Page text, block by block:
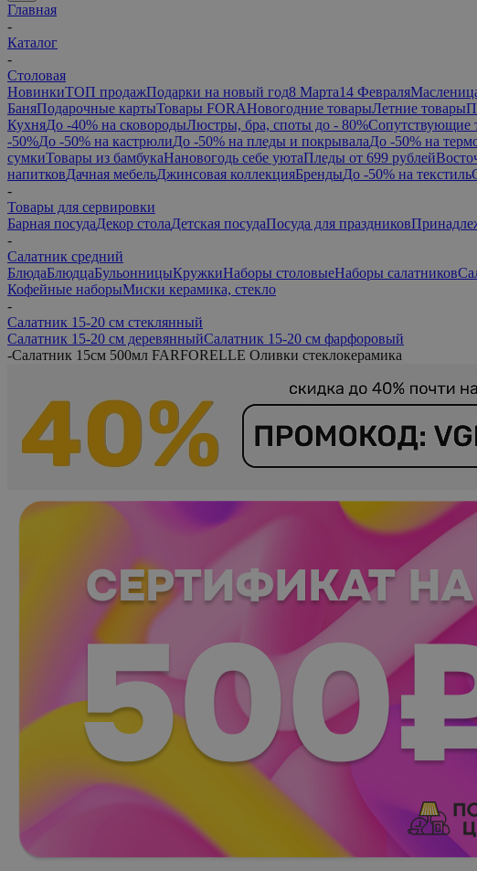
Главная
-
Каталог
-
Столовая
НовинкиТОП продажПодарки на новый год8 Марта14 Февраля
БаняПодарочные картыТовары FORAНовогодние товарыЛетние товары
КухняДо -40% на сковородыЛюстры, бра, споты до - 80%Сопутствующие
-50%До -50% на кастрюлиДо -50% на пледы и покрывалаДо -50% на
сумкиТовары из бамбукаНановогодь себе уютаПледы от 699 рублей
напитковДачная мебельДжинсовая коллекцияБрендыДо -50% на текстиль
-
Товары для сервировки
Барная посудаДекор столаДетская посудаПосуда для праздников
-
Салатник средний
БлюдаБлюдцаБульонницыКружкиНаборы столовыеНаборы салатников
Кофейные наборыМиски керамика, стекло
-
Салатник 15-20 см стеклянный
Салатник 15-20 см деревянныйСалатник 15-20 см фарфоровый
-Салатник 15см 500мл FARFORELLE Оливки стеклокерамика